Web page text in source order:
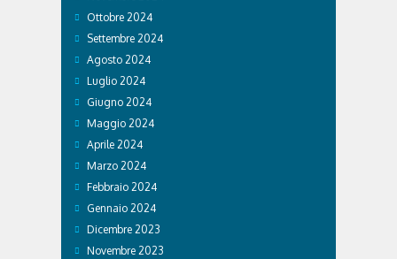
Ottobre 2024
Settembre 2024
Agosto 2024
Luglio 2024
Giugno 2024
Maggio 2024
Aprile 2024
Marzo 2024
Febbraio 2024
Gennaio 2024
Dicembre 2023
Novembre 2023